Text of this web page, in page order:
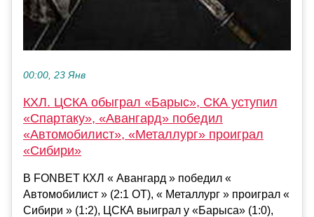
00:00, 23 Янв
КХЛ. ЦСКА обыграл «Барыс», СКА уступил
«Спартаку», «Авангард» победил
«Автомобилист», «Металлург» проиграл
«Сибири»
В FONBET КХЛ « Авангард » победил «
Автомобилист » (2:1 ОТ), « Металлург » проиграл «
Сибири » (1:2), ЦСКА выиграл у «Барыса» (1:0),